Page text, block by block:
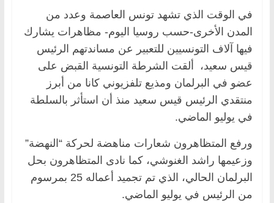
في الوقت الذي تشهد تونس العاصمة وعدد من
المدن الأخرى-حسب روسيا اليوم- مظاهرات يشارك
فيها آلاف التونسيين للتعبير عن مساندتهم الرئيس
قيس سعيد، ألقت الشرطة التونسية القبض على
عضو في البرلمان ومذيع تلفزيوني كانا من أبرز
منتقدي الرئيس قيس سعيد منذ أن استأثر بالسلطة
في يوليو الماضي.
ورفع المتظاهرون شعارات مناهضة لحركة “النهضة”
وزعيمها راشد الغنوشي، كما نادى المتظاهرون بحل
البرلمان الحالي، الذي تم تجميد أعماله 25 بمرسوم
من الرئيس في يوليو الماضي.